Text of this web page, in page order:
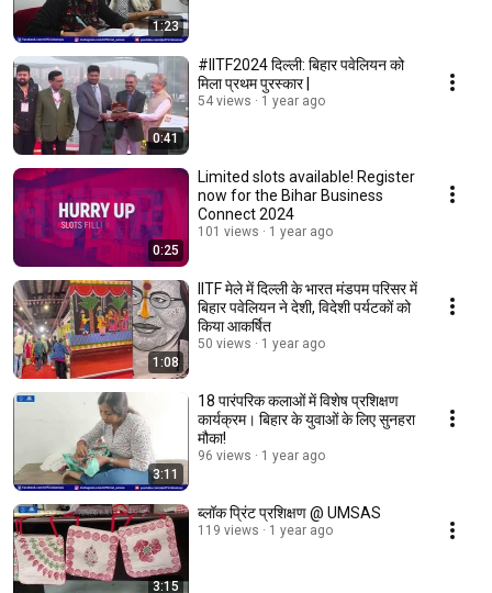
1:23
0:41
#IITF2024 दिल्ली: बिहार पवेलियन को
मिला प्रथम पुरस्कार |
54 views 1 year ago
0:25
Limited slots available! Register
now for the Bihar Business
Connect 2024
101 views 1 year ago
1:08
IITF मेले में दिल्ली के भारत मंडपम परिसर में
बिहार पवेलियन ने देशी, विदेशी पर्यटकों को
किया आकर्षित
50 views 1 year ago
3:11
18 पारंपरिक कलाओं में विशेष प्रशिक्षण
कार्यक्रम। बिहार के युवाओं के लिए सुनहरा
मौका!
96 views 1 year ago
3:15
ब्लॉक प्रिंट प्रशिक्षण @ UMSAS
119 views 1 year ago